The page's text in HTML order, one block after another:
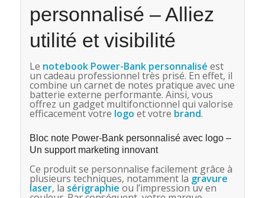
personnalisé – Alliez
utilité et visibilité
Le notebook Power-Bankpersonnalisé est
un cadeau professionnel très prisé. En effet, il
combine un carnet de notes pratique avec une
batterie externe performante. Ainsi, vous
offrez un gadget multifonctionnel qui valorise
efficacement votre logo et votre brand.
Bloc note Power-Bank personnalisé avec logo –
Un support marketing innovant
Ce produit se personnalise facilement grâce à
plusieurs techniques, notamment la gravure
laser, la sérigraphie ou l’impression uv en